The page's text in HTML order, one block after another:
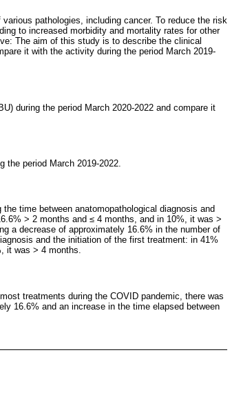
pathologies, including cancer. To reduce the risk
to increased morbidity and mortality rates for other
The aim of this study is to describe the clinical
it with the activity during the period March 2019-
during the period March 2020-2022 and compare it
the period March 2019-2022.
time between anatomopathological diagnosis and
> 2 months and ≤ 4 months, and in 10%, it was >
a decrease of approximately 16.6% in the number of
and the initiation of the first treatment: in 41%
it was > 4 months.
treatments during the COVID pandemic, there was
16.6% and an increase in the time elapsed between